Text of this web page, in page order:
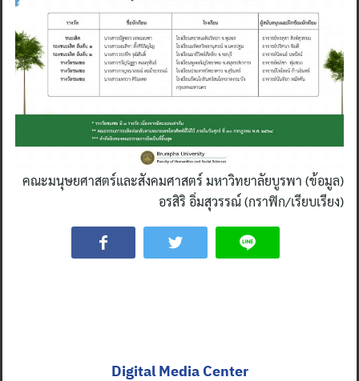
คณะมนุษยศาสตร์และสังคมศาสตร์ มหาวิทยาลัยบูรพา (ข้อมูล)
อรสิริ อิ่มสุวรรณ์ (กราฟิก/เรียบเรียง)
Digital Media Center